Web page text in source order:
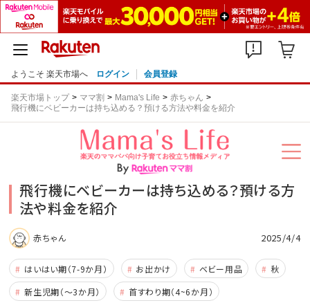
ようこそ 楽天市場へ ログイン 会員登録
楽天市場トップ ママ割 Mama's Life
赤ちゃん
飛行機にベビーカーは持ち込める？預ける方法や料金を紹介
飛行機にベビーカーは持ち込める？預ける方
法や料金を紹介
赤ちゃん 2025/4/4
はいはい期（7-9か月） お出かけ ベビー用品
秋
新生児期（～3か月）
首すわり期（4~6か月）